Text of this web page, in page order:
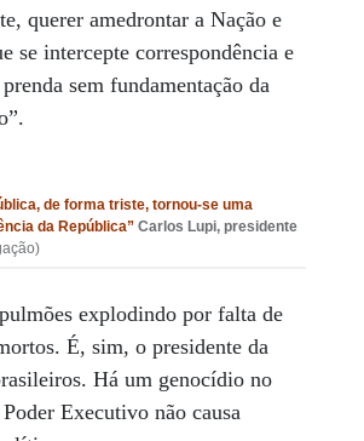
querer amedrontar a Nação e
se intercepte correspondência e
sem fundamentação da
de forma triste, tornou-se uma
da República” Carlos Lupi, presidente
explodindo por falta de
É, sim, o presidente da
Há um genocídio no
Executivo não causa